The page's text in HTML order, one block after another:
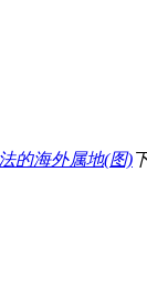
的海外属地(图)